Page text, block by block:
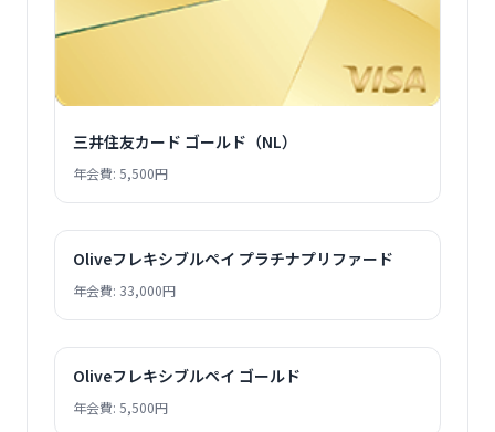
三井住友カード ゴールド（NL）
年会費: 5,500円
Oliveフレキシブルペイ プラチナプリファード
年会費: 33,000円
Oliveフレキシブルペイ ゴールド
年会費: 5,500円